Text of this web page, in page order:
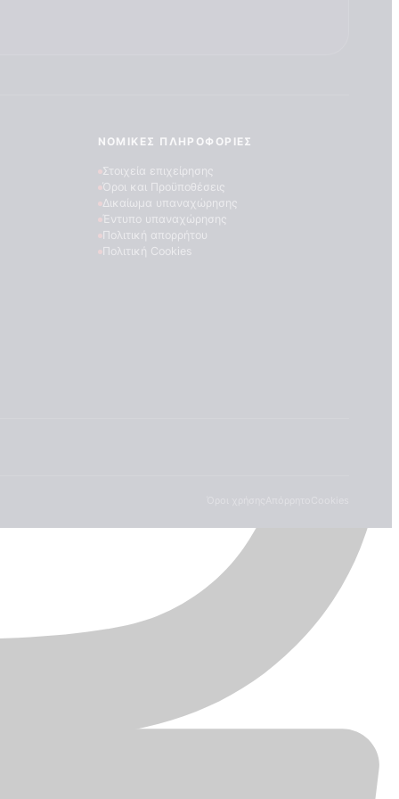
ΝΟΜΙΚΈΣ ΠΛΗΡΟΦΟΡΊΕΣ
Στοιχεία επιχείρησης
Όροι και Προϋποθέσεις
Δικαίωμα υπαναχώρησης
Έντυπο υπαναχώρησης
Πολιτική απορρήτου
Πολιτική Cookies